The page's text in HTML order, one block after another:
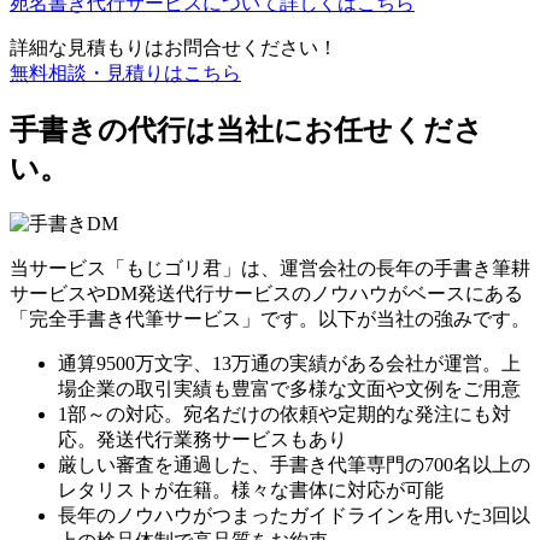
詳細な見積もりはお問合せください！
無料相談・見積りはこちら
手書きの代行は当社にお任せくださ
い。
当サービス「もじゴリ君」は、運営会社の長年の手書き筆耕
サービスやDM発送代行サービスのノウハウがベースにある
「完全手書き代筆サービス」です。以下が当社の強みです。
通算9500万文字、13万通の実績がある会社が運営。上
場企業の取引実績も豊富で多様な文面や文例をご用意
1部～の対応。宛名だけの依頼や定期的な発注にも対
応。発送代行業務サービスもあり
厳しい審査を通過した、手書き代筆専門の700名以上の
レタリストが在籍。様々な書体に対応が可能
長年のノウハウがつまったガイドラインを用いた3回以